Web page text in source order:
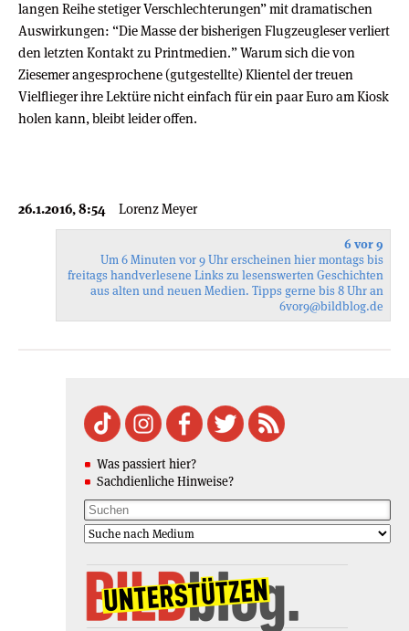
langen Reihe stetiger Verschlechterungen” mit dramatischen
Auswirkungen: “Die Masse der bisherigen Flugzeugleser verliert
den letzten Kontakt zu Printmedien.” Warum sich die von
Ziesemer angesprochene (gutgestellte) Klientel der treuen
Vielflieger ihre Lektüre nicht einfach für ein paar Euro am Kiosk
holen kann, bleibt leider offen.
26.1.2016, 8:54 Lorenz Meyer
6 vor 9
Um 6 Minuten vor 9 Uhr erscheinen hier montags bis
freitags handverlesene Links zu lesenswerten Geschichten
aus alten und neuen Medien. Tipps gerne bis 8 Uhr an
6vor9@bildblog.de
Was passiert hier?
Sachdienliche Hinweise?